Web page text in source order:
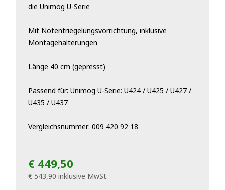
die Unimog U-Serie
Mit Notentriegelungsvorrichtung, inklusive
Montagehalterungen
Länge 40 cm (gepresst)
Passend für: Unimog U-Serie: U424 / U425 / U427 /
U435 / U437
Vergleichsnummer: 009 420 92 18
€ 449,50
€ 543,90 inklusive MwSt.